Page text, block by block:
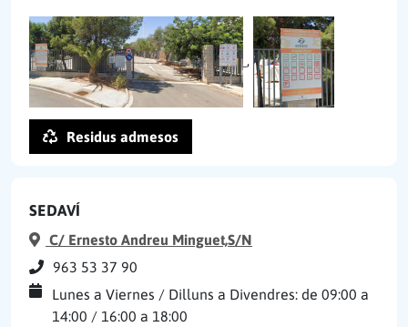
,
Residus admesos
SEDAVÍ
C/ Ernesto Andreu Minguet,S/N
963 53 37 90
Lunes a Viernes / Dilluns a Divendres: de 09:00 a
14:00 / 16:00 a 18:00